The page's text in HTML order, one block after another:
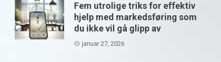
Fem utrolige triks for effektiv
hjelp med markedsføring som
du ikke vil gå glipp av
januar 27, 2026